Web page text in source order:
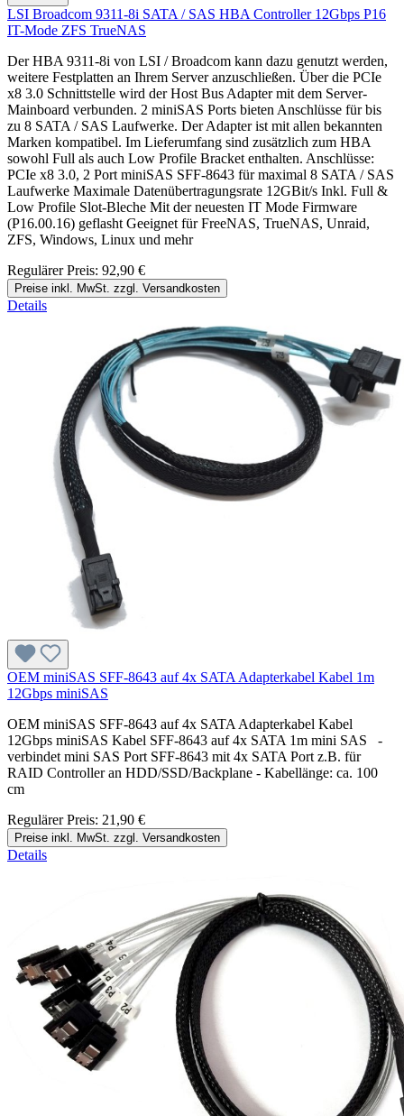
LSI Broadcom 9311-8i SATA / SAS HBA Controller 12Gbps P16
IT-Mode ZFS TrueNAS
Der HBA 9311-8i von LSI / Broadcom kann dazu genutzt werden,
weitere Festplatten an Ihrem Server anzuschließen. Über die PCIe
x8 3.0 Schnittstelle wird der Host Bus Adapter mit dem Server-
Mainboard verbunden. 2 miniSAS Ports bieten Anschlüsse für bis
zu 8 SATA / SAS Laufwerke. Der Adapter ist mit allen bekannten
Marken kompatibel. Im Lieferumfang sind zusätzlich zum HBA
sowohl Full als auch Low Profile Bracket enthalten. Anschlüsse:
PCIe x8 3.0, 2 Port miniSAS SFF-8643 für maximal 8 SATA / SAS
Laufwerke Maximale Datenübertragungsrate 12GBit/s Inkl. Full &
Low Profile Slot-Bleche Mit der neuesten IT Mode Firmware
(P16.00.16) geflasht Geeignet für FreeNAS, TrueNAS, Unraid,
ZFS, Windows, Linux und mehr
Regulärer Preis: 92,90 €
Preise inkl. MwSt. zzgl. Versandkosten
Details
OEM miniSAS SFF-8643 auf 4x SATA Adapterkabel Kabel 1m
12Gbps miniSAS
OEM miniSAS SFF-8643 auf 4x SATA Adapterkabel Kabel
12Gbps miniSAS Kabel SFF-8643 auf 4x SATA 1m mini SAS -
verbindet mini SAS Port SFF-8643 mit 4x SATA Port z.B. für
RAID Controller an HDD/SSD/Backplane - Kabellänge: ca. 100
cm
Regulärer Preis: 21,90 €
Preise inkl. MwSt. zzgl. Versandkosten
Details